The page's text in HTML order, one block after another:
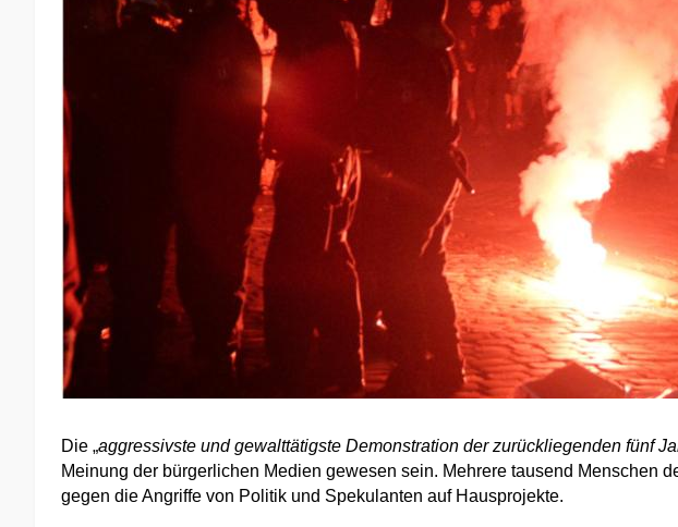
Die „aggressivste und gewalttätigste Demonstration der zurückliegenden fünf
Meinung der bürgerlichen Medien gewesen sein. Mehrere tausend Menschen
gegen die Angriffe von Politik und Spekulanten auf Hausprojekte.